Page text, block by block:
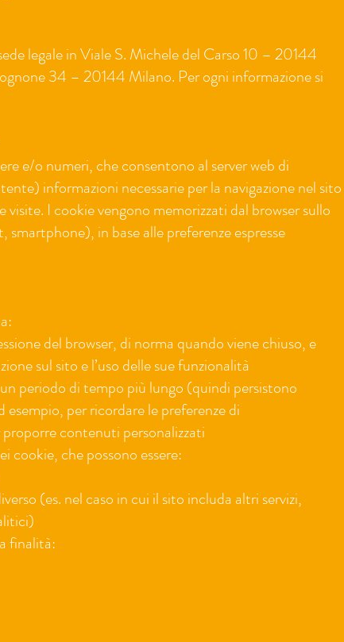
legale in Viale S. Michele del Carso 10 – 20144
34 – 20144 Milano. Per ogni informazione si
e/o numeri, che consentono al server web di
informazioni necessarie per la navigazione nel sito
visite. I cookie vengono memorizzati dal browser sullo
in base alle preferenze espresse
del browser, di norma quando viene chiuso, e
sul sito e l’uso delle sue funzionalità
periodo di tempo più lungo (quindi persistono
esempio, per ricordare le preferenze di
contenuti personalizzati
cookie, che possono essere:
(es. nel caso in cui il sito includa altri servizi,
finalità: